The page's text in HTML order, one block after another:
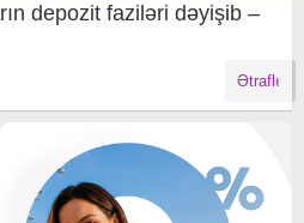
depozit faziləri dəyişib –
Ətraflı